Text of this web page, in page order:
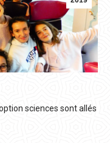
sciences sont allés